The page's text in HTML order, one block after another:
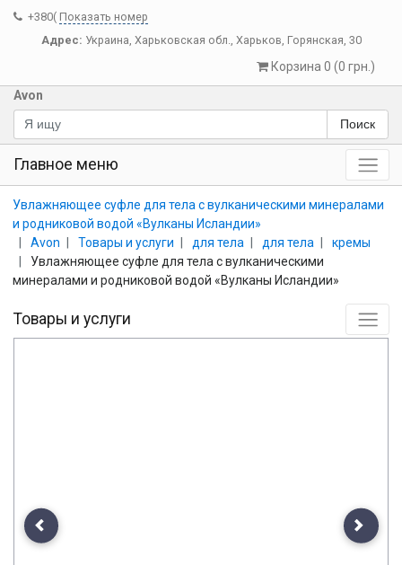
+380( Показать номер
Адрес: Украина, Харьковская обл., Харьков, Горянская, 30
Корзина 0 (0 грн.)
Avon
Поиск
Главное меню
Увлажняющее суфле для тела с вулканическими минералами
и родниковой водой «Вулканы Исландии»
Avon
Товары и услуги для тела для тела
кремы
Увлажняющее суфле для тела с вулканическими
минералами и родниковой водой «Вулканы Исландии»
Товары и услуги
Previous Next